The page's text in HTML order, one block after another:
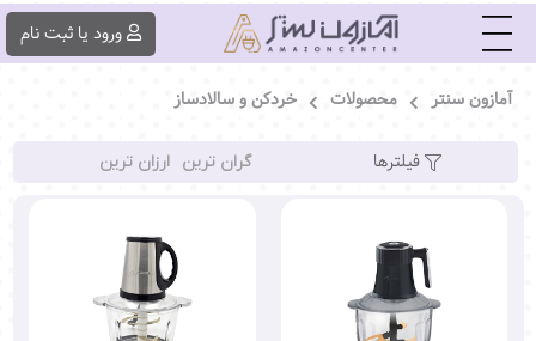
||| ورود یا ثبت ‌نام
آمازون سنتر محصولات خردکن و سالادساز
فیلترها‌ گران ترین ارزان ترین